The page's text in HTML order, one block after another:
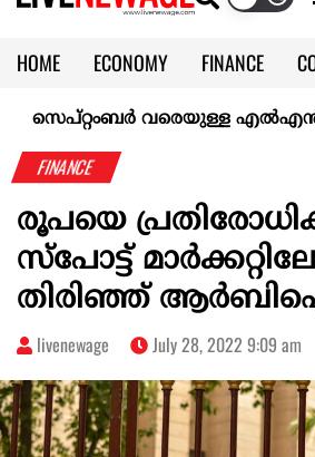
HOME ECONOMY FINANCE
CALENDAR
KERALA @70
വരെയുള്ള എൽഎൻജി
FINANCE
രൂപയെ
സ്‌പോട്ട്
തിരിഞ്ഞ്
livenewage July 28, 2022 9:09 am